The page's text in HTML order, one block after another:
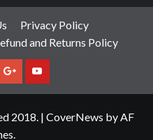
Privacy Policy
and Returns Policy
GoogleYouTube
2018. | CoverNews by AF